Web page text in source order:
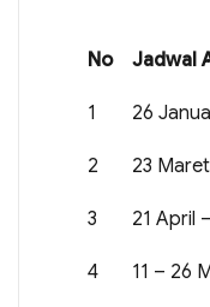
No Jadwal
1 26
2 23
3 21 April
4 11 – 26